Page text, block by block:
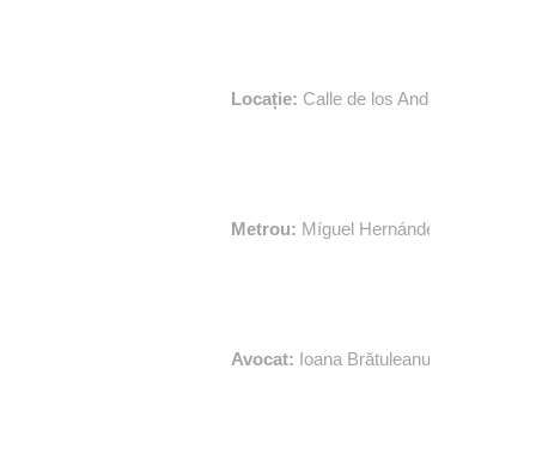
Locație: Calle de los Andaluces, 20,
Metrou: Míguel Hernández
Avocat: Ioana Brătuleanu (BRILAW